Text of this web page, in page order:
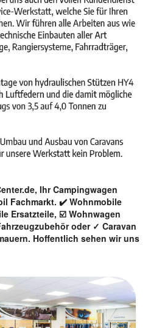
Ihr Campingwagen
Fachmarkt. ✔️ Wohnmobile
Ersatzteile, ☑️ Wohnwagen
oder ✓ Caravan
Hoffentlich sehen wir uns